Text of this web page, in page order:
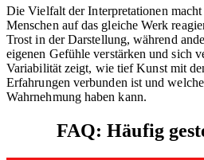
Die Vielfalt der Interpretationen
Menschen auf das gleiche Werk
Trost in der Darstellung, während
eigenen Gefühle verstärken und sich
Variabilität zeigt, wie tief Kunst mit
Erfahrungen verbunden ist und
Wahrnehmung haben kann.
FAQ: Häufig